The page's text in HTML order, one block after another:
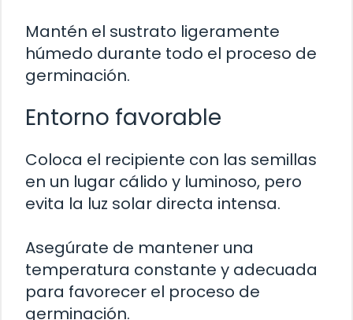
Mantén el sustrato ligeramente
húmedo durante todo el proceso de
germinación.
Entorno favorable
Coloca el recipiente con las semillas
en un lugar cálido y luminoso, pero
evita la luz solar directa intensa.
Asegúrate de mantener una
temperatura constante y adecuada
para favorecer el proceso de
germinación.